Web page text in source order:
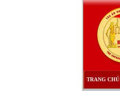
TRANG CHỦ